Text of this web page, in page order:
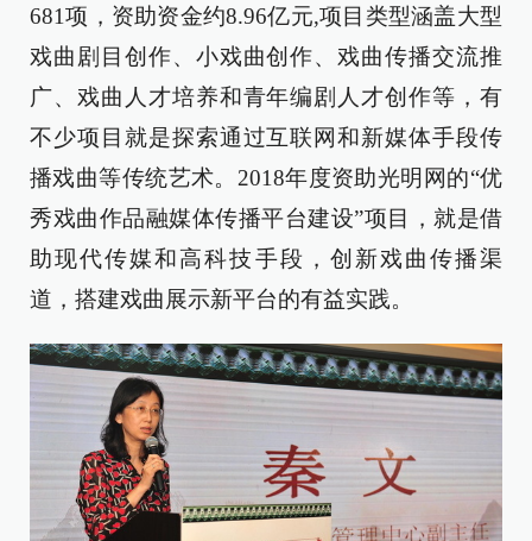
681项，资助资金约8.96亿元,项目类型涵盖大型
戏曲剧目创作、小戏曲创作、戏曲传播交流推
广、戏曲人才培养和青年编剧人才创作等，有
不少项目就是探索通过互联网和新媒体手段传
播戏曲等传统艺术。2018年度资助光明网的“优
秀戏曲作品融媒体传播平台建设”项目，就是借
助现代传媒和高科技手段，创新戏曲传播渠
道，搭建戏曲展示新平台的有益实践。